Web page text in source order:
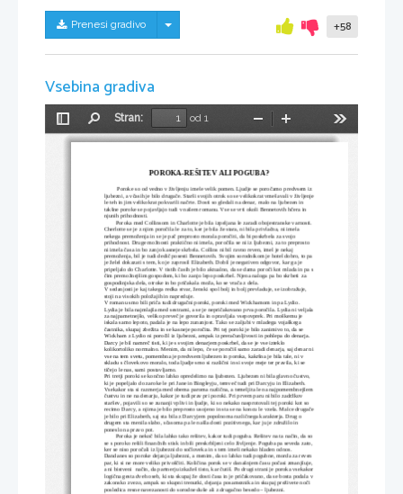
Prenesi gradivo Skrij/prikaži meni +58
Vsebina gradiva
Preklopi
stransko
Stran:
od 1
Pomanjšaj
POROKA-REŠITEV ALI POGUBA?
Poroke so od vedno v življenju imele velik pomen. Ljudje se poročamo predvsem iz
ljubezni, a včasih je bilo drugače. Starši svojih otrok so se velikokrat vmešavali v življenje
le teh in jim velikokrat pokvarili načrte. Dosti so gledali na denar, malo na ljubezen in
takšne poroke se pojavljajo tudi v našem romanu. Vse se vrti okoli Bennetovih hčera in
njunih prihodnosti.
        Poroka med Collinsom in Charlotte je bila izpeljana le zaradi obojestranske varnosti.
Cherlotte se je z njim poročila le za to, ker je bila že stara, ni bila privlačna, ni imela
nekega premoženja in se je pač preprosto morala poročiti, da bi poskrbela za svojo
prihodnost. Druge možnosti praktično ni imela, poročila se ni iz ljubezni, za to preprosto
ni imela časa in bo zanjo kasneje skrbela. Collins ni bil ravno reven, imel je nekaj
premoženja, bil je tudi dedič posesti Bennetovih. Svojim sorodnikom je hotel dobro, to pa
je želel dokazati s tem, ko je zaprosil Elizabeth. Dobil je negativen odgovor, kar ga je
pripeljalo do Charlotte. V tistih časih je bilo aktualno, da se dama poroči kot mlada in pa s
čim premožnejšim gospodom, ki bo zanjo lepo poskrbel. Njena naloga pa bo skrbeti  za
gospodinjska dela, otroke in bo pričakala moža, ko se vrača z dela.
V sedanjosti je kaj takega redka stvar, ženski spol bolj in bolj prevladuje, se izobražuje,
stoji na visokih položajih in napreduje.
V romanu smo bili priča tudi drugačni poroki, poroki med Wickhamom in pa Lydio.
Lydia je bila najmlajša med sestrami, a se je nepričakovano prva poročila. Lydia ni veljala
za najpametnejšo, veliko preveč je govorila in opravljala vsepovprek. Pri moškemu je
iskala samo lepoto, padala je na lepo zunanjost. Tako se zaljubi v mladega vojaškega
častnika, skupaj zbežita in se kasneje poročita. Pri tej poroki je bilo zanimivo to, da se
Wickham z Lydio ni poročil iz ljubezni, ampak iz preračunljivosti in pohlepa do denarja.
Darcy je bil namreč tisti, ki je s svojim denarjem poskrbel, da se je vse izteklo
kolikortoliko normalno. Menim, da ni lepo, če se poročiš samo zaradi denarja, saj denar ni
vse na tem svetu, pomembna je predvsem ljubezen in poroka, kakršna je bila tale, ni v
skladu s človekovo moralo, toda ljudje smo si različni in si svoje meje ter pravila, ki se
tičejo le nas, sami postavljamo.
Pri tretji poroki se končno lahko opredelimo na ljubezen. Ljubezen ni bila glavno čustvo,
ki je popeljalo do zaroke le pri Jane in Bingleyju, temveč tudi pri Darcyju in Elizabeth.
Vsekakor sta si razmerja med obema paroma različna, a temeljita le na najpomembnejšem
čustvu in ne na denarju, kakor je tudi prav pri poroki. Pri prvem paru ni bilo zadržkov
staršev, pojavili so se zunanji vplivi in ljudje, ki so nekako nasprotovali tej poroki kot so
recimo Darcy, a njima je bilo preprosto usojeno in sta se na koncu le vzela. Malce drugače
je bilo pri Elizabeth, saj sta bila z Darcyjem popolnoma različnega karakterja. Drug o
drugem sta menila slabo, sčasoma pa le našla dosti pozitivnega, kar ju je združilo in
poneslo na pravo pot.
        Poroka je nekoč bila lahko tako rešitev, kakor tudi poguba. Rešitev na ta način, da so
se s poroko rešili finančnih stisk in bili preskrbljeni celo življenje. Poguba pa seveda zato,
ker se niso poročali iz ljubezni do sočloveka in s tem imeli nekako hladen odnos.
Dandanes so poroke dejanja ljubezni, a menim, da so lahko tudi pogubne, morda za reven
par, ki si ne more veliko privoščiti. Količina porok se v današnjem času počasi zmanjšuje,
a ni bistveni  način, da partnerju izkažeš tisto, kar čutiš. Po drugi strani je poroka vsekakor
logična gesta dveh oseb, ki sta skupaj že dosti časa in je pričakovano, da se bosta podala v
zakonsko zvezo, ampak so skupni trenutki, dejanja posameznika in skupaj preživete noči
posledica resne navezanosti do sorodne duše ali z drugačno besedo – ljubezni.